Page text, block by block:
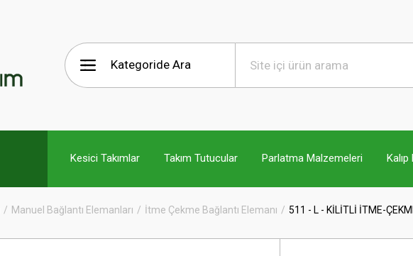
Kesici Takımlar Takım Tutucular Parlatma Malzemeleri
Manuel Bağlantı Elemanları İtme Çekme Bağlantı Elemanı 511 - L - KİLİTLİ İTME-